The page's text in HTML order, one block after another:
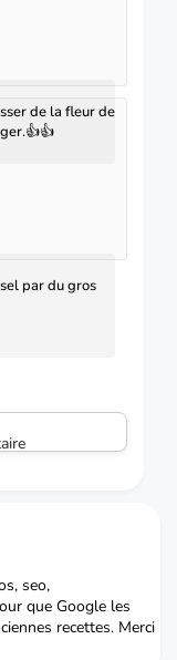
de la fleur de
par du gros
seo,
que Google les
recettes. Merci